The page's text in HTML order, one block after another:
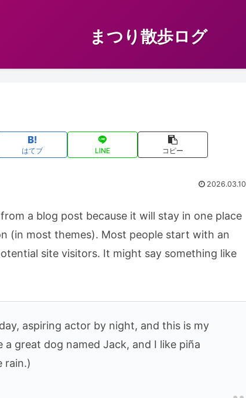
まつり散歩ログ
はてブ LINE コピー
2026.03.10
a blog post because it will stay in one place
(in most themes). Most people start with an
site visitors. It might say something like
aspiring actor by night, and this is my
a great dog named Jack, and I like piña
rain.)